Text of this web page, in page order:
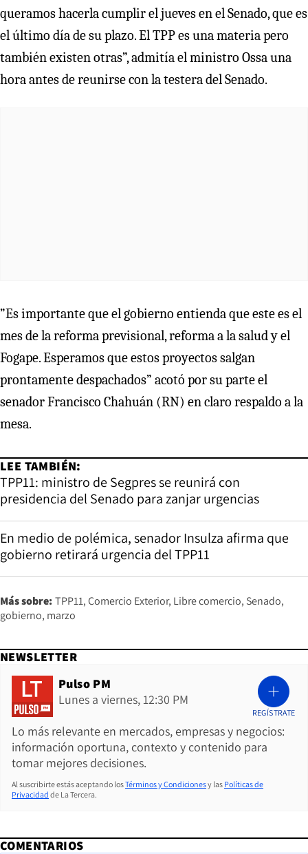
queramos hacerla cumplir el jueves en el Senado, que es
el último día de su plazo. El TPP es una materia pero
también existen otras”, admitía el ministro Ossa una
hora antes de reunirse con la testera del Senado.
”Es importante que el gobierno entienda que este es el
mes de la reforma previsional, reforma a la salud y el
Fogape. Esperamos que estos proyectos salgan
prontamente despachados” acotó por su parte el
senador Francisco Chahuán (RN) en claro respaldo a la
mesa.
LEE TAMBIÉN:
TPP11: ministro de Segpres se reunirá con
presidencia del Senado para zanjar urgencias
En medio de polémica, senador Insulza afirma que
gobierno retirará urgencia del TPP11
Más sobre: TPP11 Comercio Exterior Libre comercio Senado
gobierno marzo
NEWSLETTER
Pulso PM
Lunes a viernes, 12:30 PM
Lo más relevante en mercados, empresas y negocios:
información oportuna, contexto y contenido para
tomar mejores decisiones.
REGÍSTRATE
Al suscribirte estás aceptando losTérminos y Condicionesy las Políticas de
Privacidad de La Tercera.
COMENTARIOS